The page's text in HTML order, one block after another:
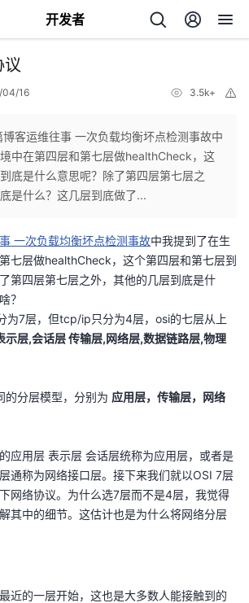
开发者
议
04/16 3.5k+
博客运维往事 一次负载均衡坏点检测事故中
中在第四层和第七层做healthCheck，这
底是什么意思呢？除了第四层第七层之
是什么？这几层到底做了...
一次负载均衡坏点检测事故中我提到了在生
七层做healthCheck，这个第四层和第七层到
第四层第七层之外，其他的几层到底是什
？
7层，但tcp/ip只分为4层，osi的七层从上
示层,会话层 传输层,网络层,数据链路层,物理
分层模型，分别为 应用层，传输层，网络
应用层 表示层 会话层统称为应用层，或者是
通称为网络接口层。接下来我们就以OSI 7层
网络协议。为什么选7层而不是4层，我觉得
其中的细节。这估计也是为什么将网络分层
近的一层开始，这也是大多数人能接触到的